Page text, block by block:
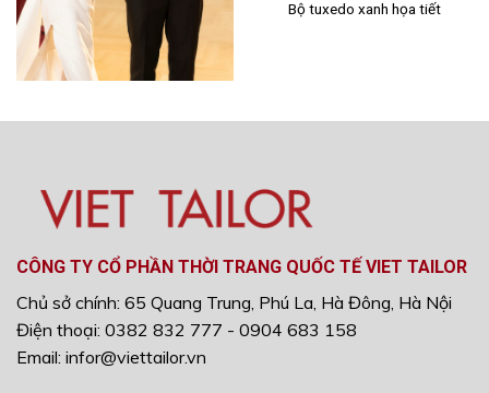
Bộ tuxedo đen ve bóng
Bộ tuxedo xanh họa tiết
CÔNG TY CỔ PHẦN THỜI TRANG QUỐC TẾ VIET TAILOR
Chủ sở chính: 65 Quang Trung, Phú La, Hà Đông, Hà Nội
Điện thoại: 0382 832 777 - 0904 683 158
Email: infor@viettailor.vn